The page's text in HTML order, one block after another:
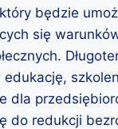
będzie
się
dla
do redukcji